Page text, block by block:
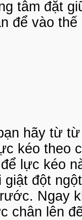
tâm đặt
để vào
hãy từ
kéo theo
lực kéo
giật đột
Ngay
chân lên